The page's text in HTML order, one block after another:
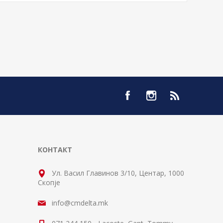
КОНТАКТ
Ул. Васил Главинов 3/10, Центар, 1000
Скопје
info@cmdelta.mk